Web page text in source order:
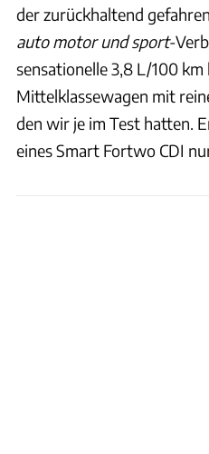
der zurückhaltend
auto motor und sport-
sensationelle 3,8 L/100
Mittelklassewagen mit
den wir je im Test hatten.
eines Smart Fortwo CDI